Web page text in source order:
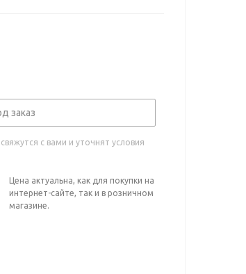
заказ
с вами и уточнят условия
Цена актуальна, как для покупки на
интернет-сайте, так и в розничном
магазине.